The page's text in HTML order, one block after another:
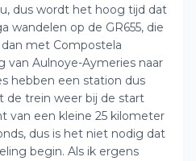
dus wordt het hoog tijd dat
wandelen op de GR655, die
met Compostela
van Aulnoye-Aymeries naar
hebben een station dus
de trein weer bij de start
van een kleine 25 kilometer
dus is het niet nodig dat
begin. Als ik ergens